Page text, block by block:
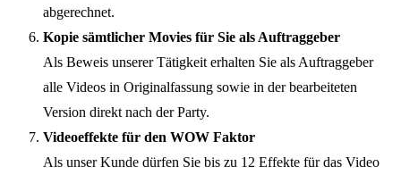
abgerechnet.
Kopie sämtlicher Movies für Sie als Auftraggeber
Als Beweis unserer Tätigkeit erhalten Sie als Auftraggeber
alle Videos in Originalfassung sowie in der bearbeiteten
Version direkt nach der Party.
Videoeffekte für den WOW Faktor
Als unser Kunde dürfen Sie bis zu 12 Effekte für das Video